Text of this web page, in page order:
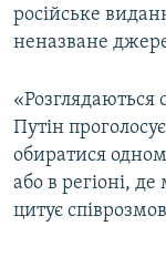
російське
неназване
«Розглядаються
Путін
обиратися
або в регіоні,
цитує